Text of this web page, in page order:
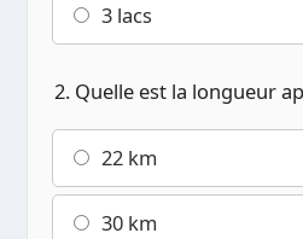
3 lacs
2. Quelle est la longueur
22 km
30 km